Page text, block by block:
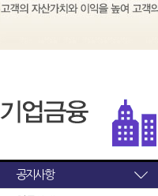
공지사항